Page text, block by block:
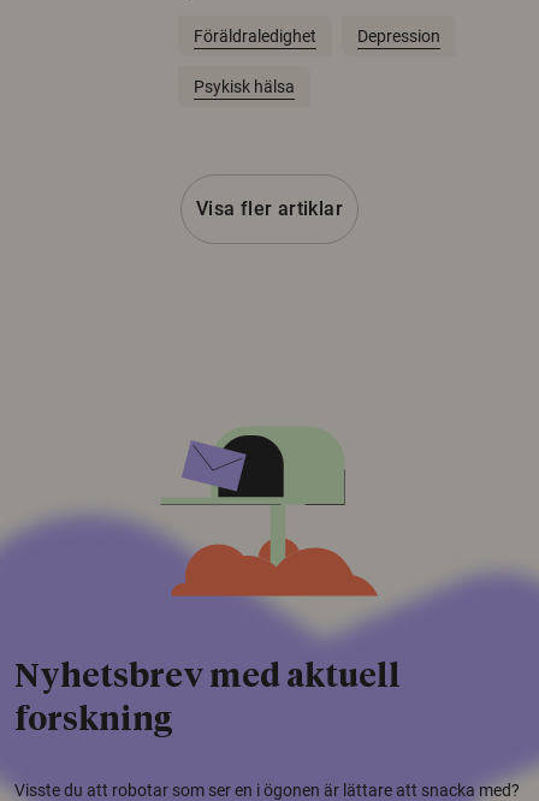
Föräldraledighet Depression
Psykisk hälsa
Visa fler artiklar
Nyhetsbrev med aktuell
forskning
Visste du att robotar som ser en i ögonen är lättare att snacka med?